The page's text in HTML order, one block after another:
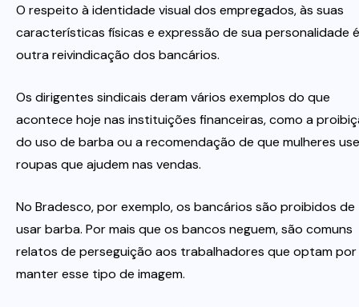
O respeito à identidade visual dos empregados, às suas
características físicas e expressão de sua personalidade é
outra reivindicação dos bancários.
Os dirigentes sindicais deram vários exemplos do que
acontece hoje nas instituições financeiras, como a
do uso de barba ou a recomendação de que mulheres
roupas que ajudem nas vendas.
No Bradesco, por exemplo, os bancários são proibidos de
usar barba. Por mais que os bancos neguem, são comuns
relatos de perseguição aos trabalhadores que optam por
manter esse tipo de imagem.